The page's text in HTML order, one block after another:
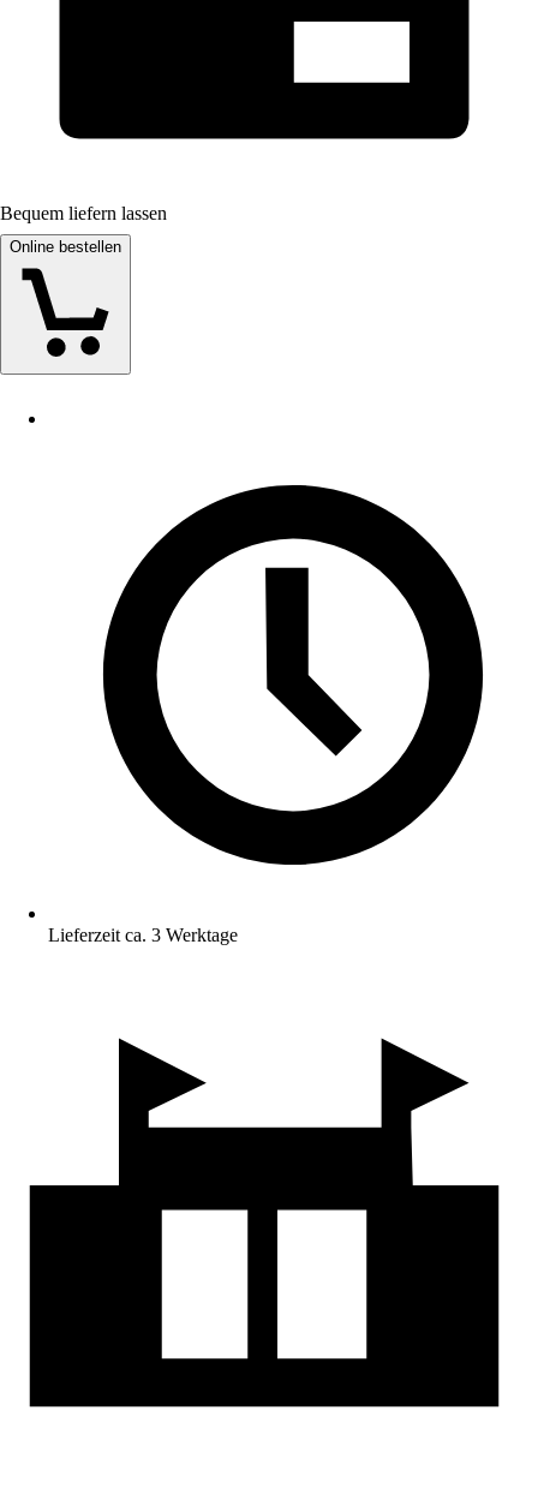
Bequem liefern lassen
Online bestellen
Lieferzeit ca. 3 Werktage